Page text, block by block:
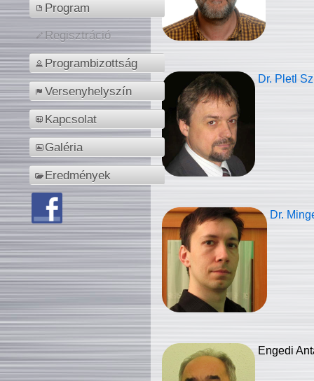
Program
Regisztráció
Programbizottság
Versenyhelyszín
Kapcsolat
Galéria
Eredmények
Dr. Pletl
Dr.
Engedi